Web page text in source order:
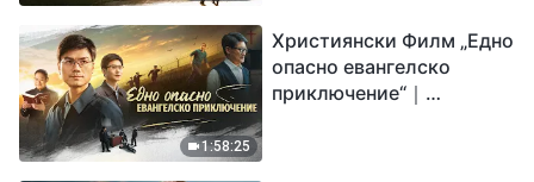
1:58:25
Християнски Филм „Едно
опасно евангелско
приключение“｜